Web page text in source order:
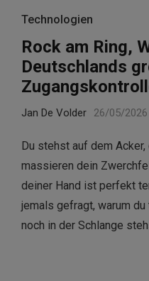
Technologien
Rock am Ring,
Deutschlands
Jan De Volder 26/05/2026
Du stehst auf dem
massieren dein
deiner Hand ist perfekt
jemals gefragt, warum
noch in der Schlange